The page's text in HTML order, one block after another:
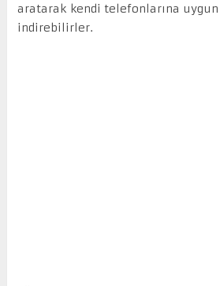
aratarak kendi telefonlarına uygun
indirebilirler.